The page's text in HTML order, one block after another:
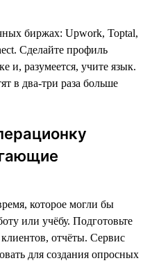
биржах: Upwork, Toptal,
Сделайте профиль
и, разумеется, учите язык.
в два-три раза больше
которое могли бы
или учёбу. Подготовьте
отчёты. Сервис
для создания опросных